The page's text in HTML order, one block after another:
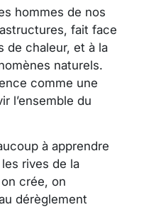
hommes de nos
fait face
de chaleur, et à la
naturels.
comme une
l’ensemble du
à apprendre
rives de la
crée, on
dérèglement